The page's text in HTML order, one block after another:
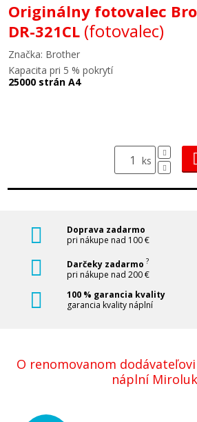
Originálny fotovalec
DR-321CL (fotovalec)
Značka: Brother
Kapacita pri 5 % pokrytí
25000 strán A4
ks
Doprava zadarmo
pri nákupe nad 100 €
Darčeky zadarmo ?
pri nákupe nad 200 €
100 % garancia kvality
garancia kvality náplní
O renomovanom
náplní Miroluk